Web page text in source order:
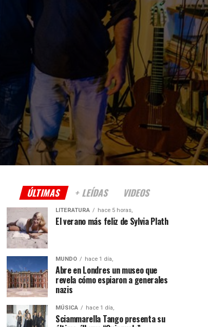
ÚLTIMAS + LEÍDAS VIDEOS
LITERATURA hace 5 horas,
El verano más feliz de Sylvia Plath
MUNDO hace 1 día,
Abre en Londres un museo que
revela cómo espiaron a generales
nazis
MÚSICA hace 1 día,
Sciammarella Tango presenta su